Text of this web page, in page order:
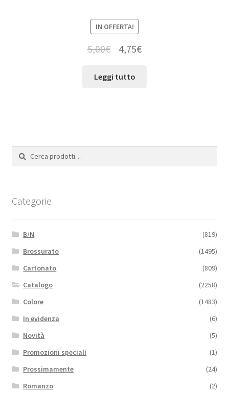
IN OFFERTA!
5,00€ 4,75€
Leggi tutto
Cerca:
Cerca
Categorie
B/N
(819)
Brossurato
(1495)
Cartonato
(809)
Catalogo
(2258)
Colore
(1483)
In evidenza
(6)
Novità
(5)
Promozioni speciali
(1)
Prossimamente
(24)
Romanzo
(2)